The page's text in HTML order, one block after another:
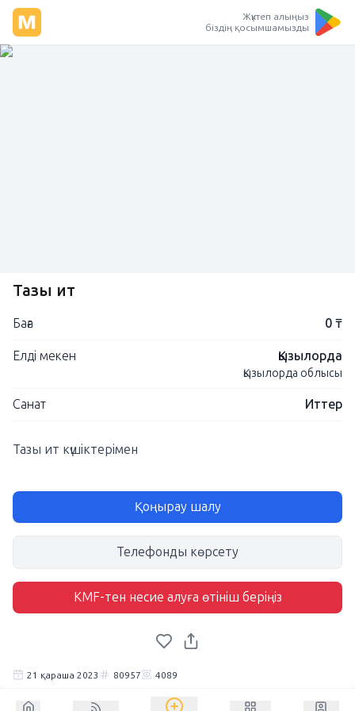
Жүктеп алыңыз
біздің қосымшамызды
Тазы ит
Баға 0 ₸
Елді мекен Қызылорда
Қызылорда облысы
Санат Иттер
Тазы ит күшіктерімен
Қоңырау шалу
Телефонды көрсету
KMF-тен несие алуға өтініш беріңіз
21 қараша 2023 80957 4089